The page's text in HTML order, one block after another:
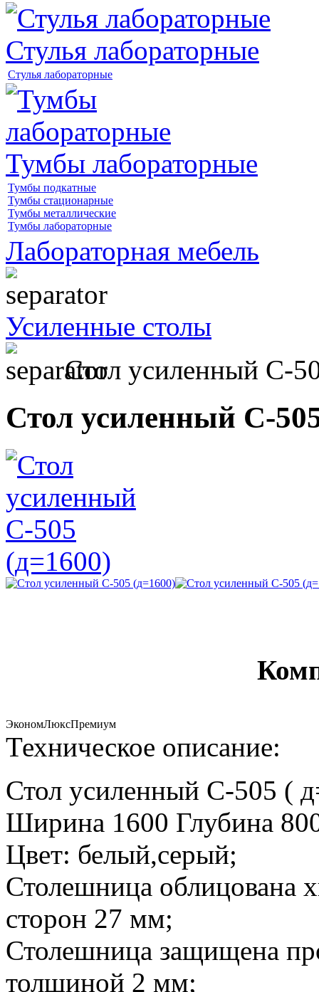
Стулья лабораторные
Стулья лабораторные
Тумбы лабораторные
Тумбы подкатные
Тумбы стационарные
Тумбы металлические
Тумбы лабораторные
Лабораторная мебель
Усиленные столы
Стол усиленный С-
Стол усиленный С-
ЭкономЛюксПремиум
Техническое описание:
Стол усиленный С-505 (
Ширина 1600 Глубина
Цвет: белый,серый;
Столешница облицована
сторон 27 мм;
Столешница защищена
толщиной 2 мм;